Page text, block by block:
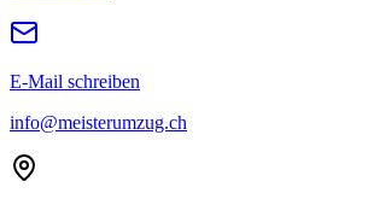
E-Mail schreiben
info@meisterumzug.ch